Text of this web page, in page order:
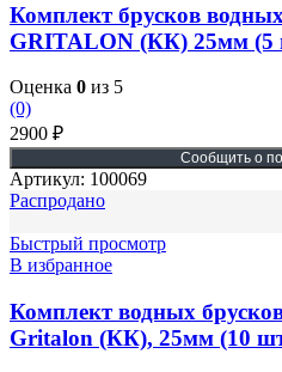
Комплект брусков
GRITALON (КК) 25мм (5
Оценка 0 из 5
(0)
2900 ₽
Артикул: 100069
Распродано
Быстрый просмотр
В избранное
Комплект водных
Gritalon (КК), 25мм (10